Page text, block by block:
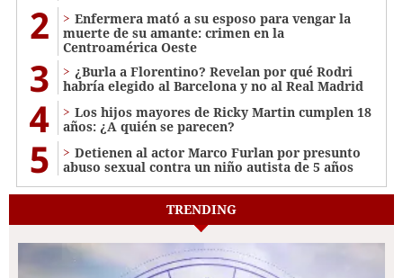
2
Enfermera mató a su esposo para vengar la
muerte de su amante: crimen en la
Centroamérica Oeste
3
¿Burla a Florentino? Revelan por qué Rodri
habría elegido al Barcelona y no al Real Madrid
4
Los hijos mayores de Ricky Martin cumplen 18
años: ¿A quién se parecen?
5
Detienen al actor Marco Furlan por presunto
abuso sexual contra un niño autista de 5 años
TRENDING